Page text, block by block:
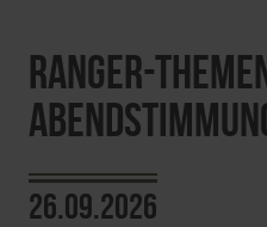
Ranger-
26.09.2026